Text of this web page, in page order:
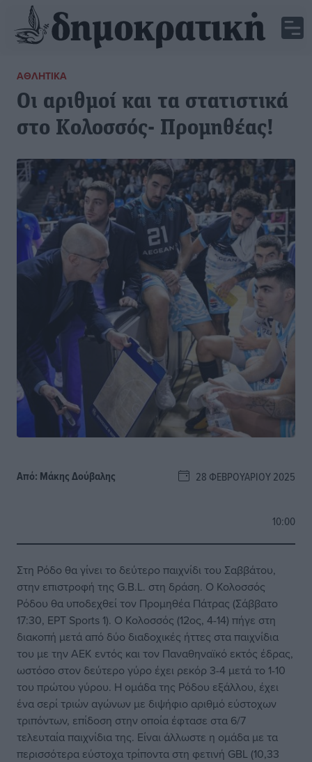
ΑΘΛΗΤΙΚΆ
Οι αριθμοί και τα στατιστικά
στο Κολοσσός- Προμηθέας!
Από: Μάκης Δούβαλης 28 ΦΕΒΡΟΥΑΡΊΟΥ 2025
10:00
Στη Ρόδο θα γίνει το δεύτερο παιχνίδι του Σαββάτου,
στην επιστροφή της G.B.L. στη δράση. Ο Κολοσσός
Ρόδου θα υποδεχθεί τον Προμηθέα Πάτρας (Σάββατο
17:30, ΕΡΤ Sports 1). Ο Κολοσσός (12ος, 4-14) πήγε στη
διακοπή μετά από δύο διαδοχικές ήττες στα παιχνίδια
του με την ΑΕΚ εντός και τον Παναθηναϊκό εκτός έδρας,
ωστόσο στον δεύτερο γύρο έχει ρεκόρ 3-4 μετά το 1-10
του πρώτου γύρου. Η ομάδα της Ρόδου εξάλλου, έχει
ένα σερί τριών αγώνων με διψήφιο αριθμό εύστοχων
τριπόντων, επίδοση στην οποία έφτασε στα 6/7
τελευταία παιχνίδια της. Είναι άλλωστε η ομάδα με τα
περισσότερα εύστοχα τρίποντα στη φετινή GBL (10,33